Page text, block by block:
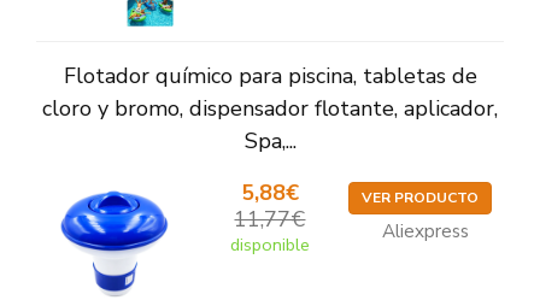
Flotador químico para piscina, tabletas de
cloro y bromo, dispensador flotante, aplicador,
Spa,...
5,88€
11,77€
disponible
VER PRODUCTO
Aliexpress